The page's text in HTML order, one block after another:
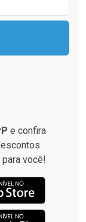
e confira
você!